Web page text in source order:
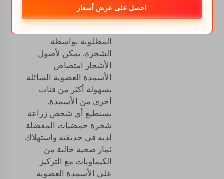
فإن هذا السماد يعمل
بشكل أسرع حيث يتم
المطلوبة بواسطة
الشجرة. يمكن لأصول
الأشجار امتصاص
الأسمدة العضوية السائلة
بسهولة أكثر من فئات
أخرى من الأسمدة.
يستطيع أي شخص زراعة
شجرة حمضيات المفضلة
لديه في حديقته واستهلاك
ثمار صحية خالية من
الكيماويات مع التركيز
على الأسمدة العضوية
احصل على عرض أسعار